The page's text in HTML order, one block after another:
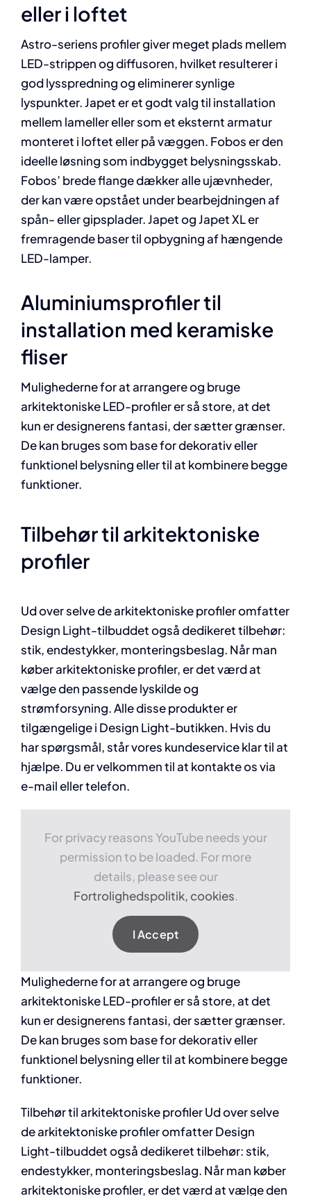
eller i loftet
Astro-seriens profiler giver meget plads mellem
LED-strippen og diffusoren, hvilket resulterer i
god lysspredning og eliminerer synlige
lyspunkter. Japet er et godt valg til installation
mellem lameller eller som et eksternt armatur
monteret i loftet eller på væggen. Fobos er den
ideelle løsning som indbygget belysningsskab.
Fobos’ brede flange dækker alle ujævnheder,
der kan være opstået under bearbejdningen af
spån- eller gipsplader. Japet og Japet XL er
fremragende baser til opbygning af hængende
LED-lamper.
Aluminiumsprofiler til
installation med keramiske
fliser
Mulighederne for at arrangere og bruge
arkitektoniske LED-profiler er så store, at det
kun er designerens fantasi, der sætter grænser.
De kan bruges som base for dekorativ eller
funktionel belysning eller til at kombinere begge
funktioner.
Tilbehør til arkitektoniske
profiler
Ud over selve de arkitektoniske profiler omfatter
Design Light-tilbuddet også dedikeret tilbehør:
stik, endestykker, monteringsbeslag. Når man
køber arkitektoniske profiler, er det værd at
vælge den passende lyskilde og
strømforsyning. Alle disse produkter er
tilgængelige i Design Light-butikken. Hvis du
har spørgsmål, står vores kundeservice klar til at
hjælpe. Du er velkommen til at kontakte os via
e-mail eller telefon.
For privacy reasons YouTube needs your
permission to be loaded. For more
details, please see our
Fortrolighedspolitik, cookies.
I Accept
Mulighederne for at arrangere og bruge
arkitektoniske LED-profiler er så store, at det
kun er designerens fantasi, der sætter grænser.
De kan bruges som base for dekorativ eller
funktionel belysning eller til at kombinere begge
funktioner.
Tilbehør til arkitektoniske profiler Ud over selve
de arkitektoniske profiler omfatter Design
Light-tilbuddet også dedikeret tilbehør: stik,
endestykker, monteringsbeslag. Når man køber
arkitektoniske profiler, er det værd at vælge den